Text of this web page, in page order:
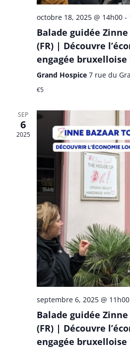
octobre 18, 2025 @ 14h00-
Balade guidée
(FR) | Découvre
engagée bruxelloise
Grand Hospice 7 rue du
€5
SEP
6
2025
septembre 6, 2025 @ 11h00
Balade guidée
(FR) | Découvre
engagée bruxelloise